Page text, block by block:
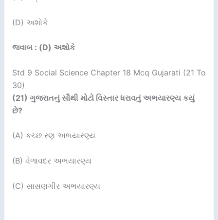
(D) અશોકે
જવાબ : (D) અશોકે
Std 9 Social Science Chapter 18 Mcq Gujarati (21 To
30)
(21) ગુજરાતનું સૌથી મોટો વિસ્તાર ધરાવતું અભયારણ્ય કયું
છે?
(A) કચ્છ રણ અભયારણ્ય
(B) વેળાવદર અભયારણ્ય
(C) સાસણગીર અભયારણ્ય